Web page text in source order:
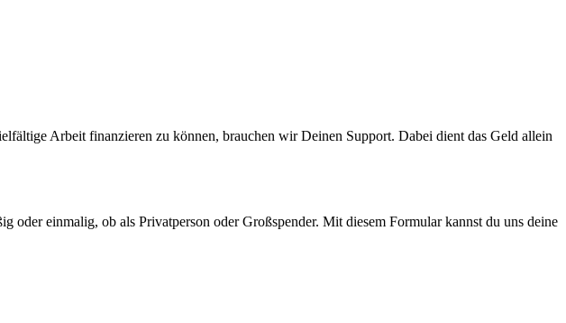
Arbeit finanzieren zu können, brauchen wir Deinen Support. Dabei dient das Geld allein
einmalig, ob als Privatperson oder Großspender. Mit diesem Formular kannst du uns deine